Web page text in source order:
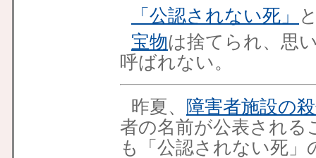
「公認されない死」
宝物は捨てられ、思
呼ばれない。
昨夏、
障害者施設の
者の名前が公表され
も「公認されない死」